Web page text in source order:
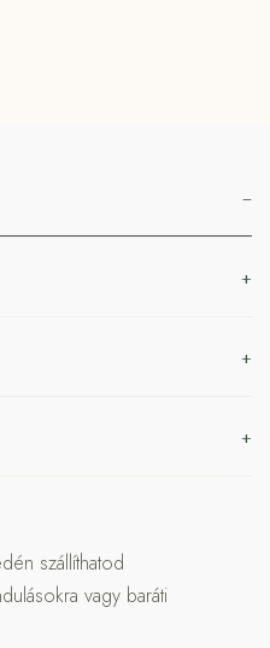
szállíthatod
vagy baráti